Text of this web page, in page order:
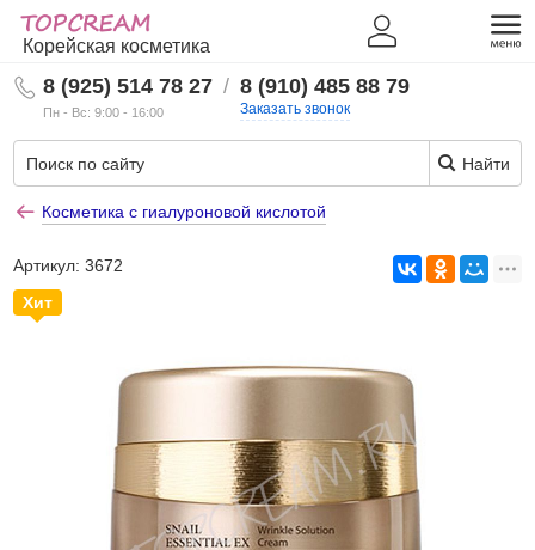
Корейская косметика
8 (925) 514 78 27
Пн - Вс: 9:00 - 16:00
/ 8 (910) 485 88 79
Заказать звонок
Найти
Косметика с гиалуроновой кислотой
Артикул:3672
Хит